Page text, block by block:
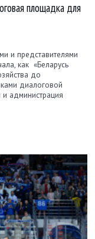
площадка для
и представителями
как «‎Беларусь
до
диалоговой
администрация